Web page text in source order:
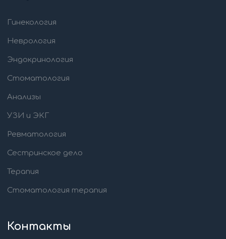
Гинекология
Неврология
Эндокринология
Стоматология
Анализы
УЗИ и ЭКГ
Ревматология
Сестринское дело
Терапия
Стоматология терапия
Контакты